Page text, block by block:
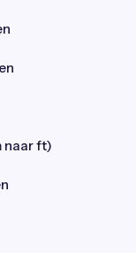
naar ft)